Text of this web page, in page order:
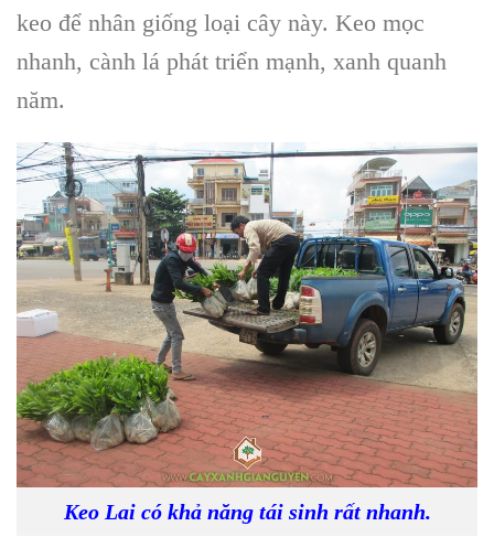
keo để nhân giống loại cây này. Keo mọc
nhanh, cành lá phát triển mạnh, xanh quanh
năm.
Keo Lai có khả năng tái sinh rất nhanh.